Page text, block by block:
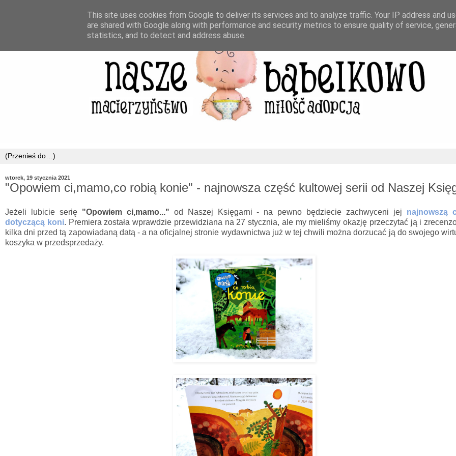
wtorek, 19 stycznia 2021
"Opowiem ci,mamo,co robią konie" - najnowsza część kultowej serii od Naszej
Jeżeli lubicie serię "Opowiem ci,mamo..." od Naszej Księgarni - na pewno będziecie zachwyceni jej najnowszą
dotyczącą koni. Premiera została wprawdzie przewidziana na 27 stycznia, ale my mieliśmy okazję przeczytać ją i
kilka dni przed tą zapowiadaną datą - a na oficjalnej stronie wydawnictwa już w tej chwili można dorzucać ją do swojego
koszyka w przedsprzedaży.
This site uses cookies from Google to deliver its services and to analyze traffic. Your IP address and
are shared with Google along with performance and security metrics to ensure quality of service,
statistics, and to detect and address abuse.